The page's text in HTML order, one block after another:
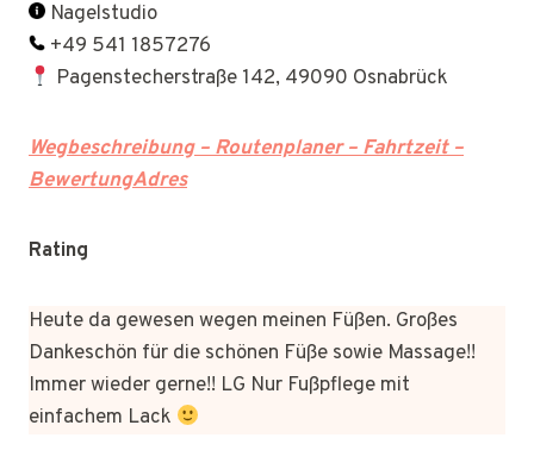
Nagelstudio
+49 541 1857276
Pagenstecherstraße 142, 49090 Osnabrück
Wegbeschreibung – Routenplaner – Fahrtzeit –
BewertungAdres
Rating
Heute da gewesen wegen meinen Füßen. Großes
Dankeschön für die schönen Füße sowie Massage!!
Immer wieder gerne!! LG Nur Fußpflege mit
einfachem Lack